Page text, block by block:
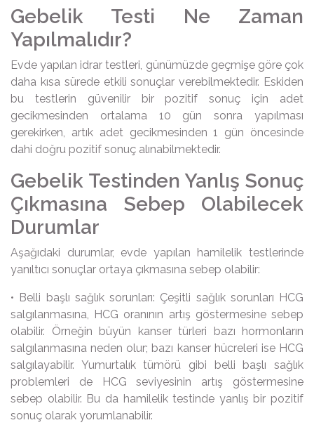
Gebelik Testi Ne Zaman
Yapılmalıdır?
Evde yapılan idrar testleri, günümüzde geçmişe göre çok
daha kısa sürede etkili sonuçlar verebilmektedir. Eskiden
bu testlerin güvenilir bir pozitif sonuç için adet
gecikmesinden ortalama 10 gün sonra yapılması
gerekirken, artık adet gecikmesinden 1 gün öncesinde
dahi doğru pozitif sonuç alınabilmektedir.
Gebelik Testinden Yanlış Sonuç
Çıkmasına Sebep Olabilecek
Durumlar
Aşağıdaki durumlar, evde yapılan hamilelik testlerinde
yanıltıcı sonuçlar ortaya çıkmasına sebep olabilir:
• Belli başlı sağlık sorunları: Çeşitli sağlık sorunları HCG
salgılanmasına, HCG oranının artış göstermesine sebep
olabilir. Örneğin büyün kanser türleri bazı hormonların
salgılanmasına neden olur; bazı kanser hücreleri ise HCG
salgılayabilir. Yumurtalık tümörü gibi belli başlı sağlık
problemleri de HCG seviyesinin artış göstermesine
sebep olabilir. Bu da hamilelik testinde yanlış bir pozitif
sonuç olarak yorumlanabilir.